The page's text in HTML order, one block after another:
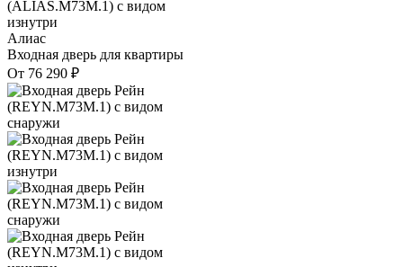
Алиас
Входная дверь для квартиры
От 76 290 ₽